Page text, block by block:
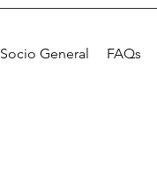
Socio General FAQs